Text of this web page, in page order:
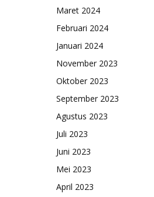
Maret 2024
Februari 2024
Januari 2024
November 2023
Oktober 2023
September 2023
Agustus 2023
Juli 2023
Juni 2023
Mei 2023
April 2023